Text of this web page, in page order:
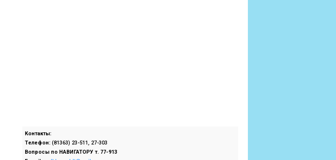
Контакты:
Телефон: (81363) 23-511, 27-303
Вопросы по НАВИГАТОРУ т. 77-913